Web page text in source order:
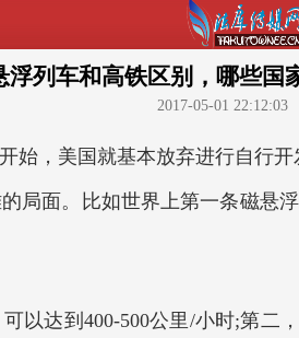
浮列车和高铁区别，哪些国
2017-05-01 22:12:03
，美国就基本放弃进行自行开
面。比如世界上第一条磁悬
达到400-500公里/小时;第二